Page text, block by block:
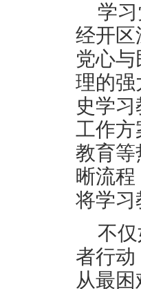
学
经开区
党心
理的强
史学
工作方
教育等
晰流
将学习
不
者行
从最